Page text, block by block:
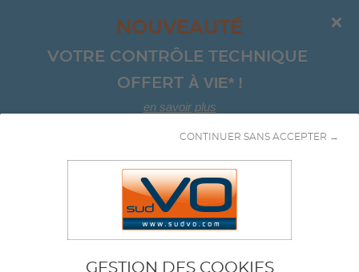
GESTION DES COOKIES
CONTINUER SANS ACCEPTER →
NOUVEAUTÉ
VOTRE CONTRÔLE TECHNIQUE
OFFERT À VIE*!
en savoir plus
Aller au contenu